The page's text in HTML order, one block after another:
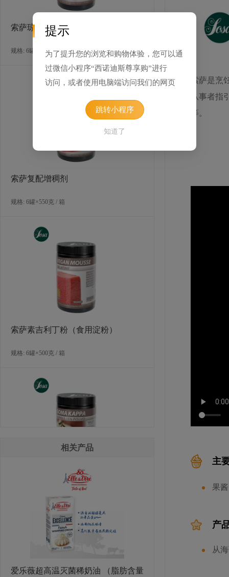
索萨琼脂
规格: 6罐×500克 / 箱
索萨复配增稠剂
规格: 6罐×550克 / 箱
索萨素吉利丁粉（食用淀粉）
规格: 6罐×500克 / 箱
索萨卡帕卡拉胶
规格: 6罐×600克 / 箱
相关产品
爱乐薇超高温灭菌稀奶油 （脂肪含量
索萨是
从事者
等。
主
果
产
从
提示
为了提升您的浏览和购物体验，您可以通
过微信小程序“西诺迪斯尊享购”进行
访问，或者使用电脑端访问我们的网页
跳转小程序
知道了